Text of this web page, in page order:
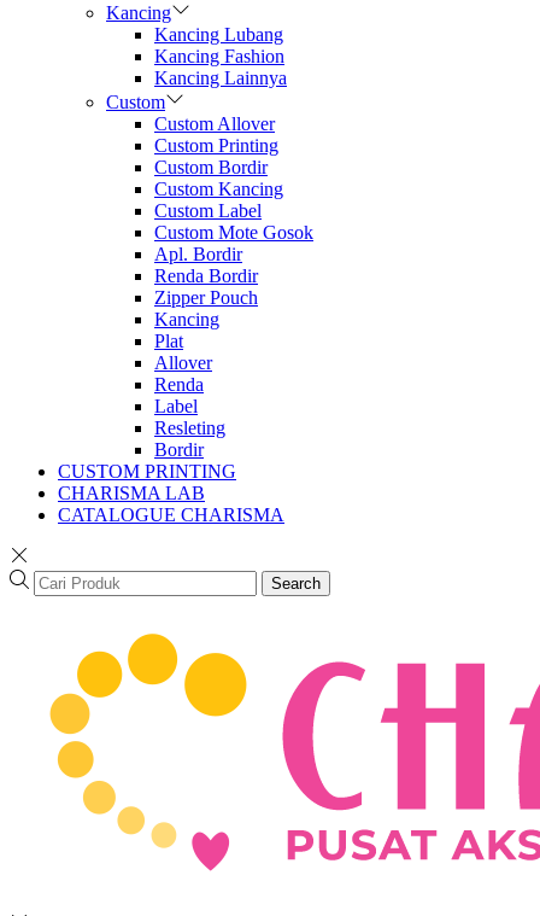
Kancing
Kancing Lubang
Kancing Fashion
Kancing Lainnya
Custom
Custom Allover
Custom Printing
Custom Bordir
Custom Kancing
Custom Label
Custom Mote Gosok
Apl. Bordir
Renda Bordir
Zipper Pouch
Kancing
Plat
Allover
Renda
Label
Resleting
Bordir
CUSTOM PRINTING
CHARISMA LAB
CATALOGUE CHARISMA
Search